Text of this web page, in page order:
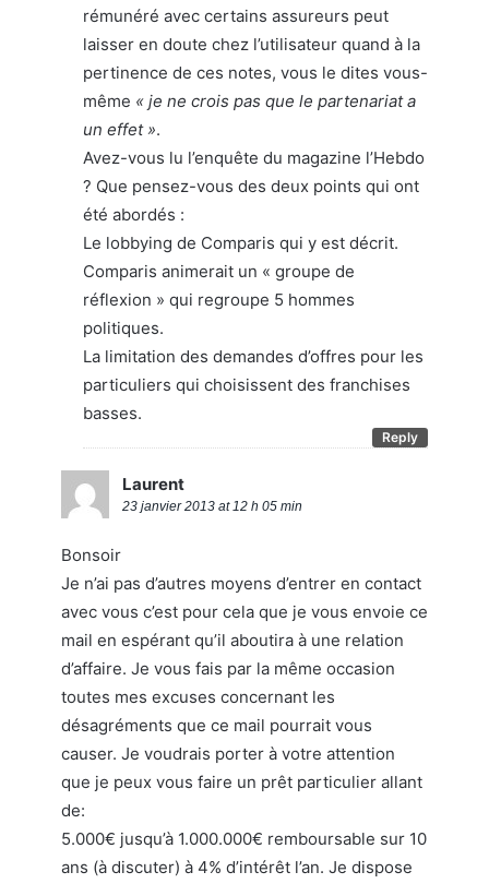
rémunéré avec certains assureurs peut
laisser en doute chez l’utilisateur quand à la
pertinence de ces notes, vous le dites vous-
même « je ne crois pas que le partenariat a
un effet ».
Avez-vous lu l’enquête du magazine l’Hebdo
? Que pensez-vous des deux points qui ont
été abordés :
Le lobbying de Comparis qui y est décrit.
Comparis animerait un « groupe de
réflexion » qui regroupe 5 hommes
politiques.
La limitation des demandes d’offres pour les
particuliers qui choisissent des franchises
basses.
Reply
Laurent
23 janvier 2013 at 12 h 05 min
Bonsoir
Je n’ai pas d’autres moyens d’entrer en contact
avec vous c’est pour cela que je vous envoie ce
mail en espérant qu’il aboutira à une relation
d’affaire. Je vous fais par la même occasion
toutes mes excuses concernant les
désagréments que ce mail pourrait vous
causer. Je voudrais porter à votre attention
que je peux vous faire un prêt particulier allant
de:
5.000€ jusqu’à 1.000.000€ remboursable sur 10
ans (à discuter) à 4% d’intérêt l’an. Je dispose